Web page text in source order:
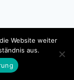
Website weiter
aus.